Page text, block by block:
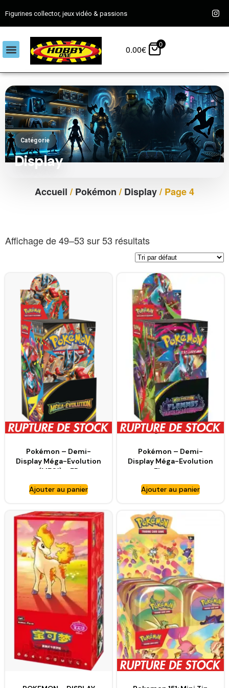
Figurines collector, jeux vidéo & passions
0.00€ 0
Catégorie
Display
Accueil /Pokémon /Display/ Page 4
Affichage de 49–53 sur 53 résultats
Pokémon – Demi-
Display Méga-Evolution
(ME01) – FR
Ajouter au panier
Pokémon – Demi-
Display Méga-Evolution
Flammes
(ME02) – FR
Ajouter au panier